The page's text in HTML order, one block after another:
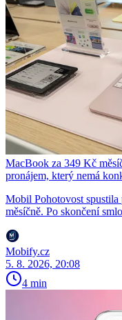
MacBook za 349 Kč
pronájem, který nemá
Mobil Pohotovost
měsíčně. Po skončení
Mobify.cz
5. 8. 2026, 20:08
4 min